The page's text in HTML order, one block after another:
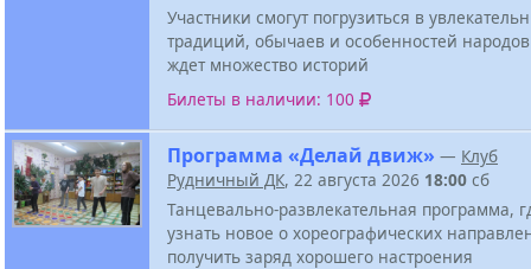
Участники смогут погрузиться в
традиций, обычаев и особенностей
ждет множество историй
Билеты в наличии: 100
Программа «Делай движ» — Клуб
Рудничный ДК, 22 августа 2026 18:00 сб
Танцевально-развлекательная программа,
узнать новое о хореографических
получить заряд хорошего настроения